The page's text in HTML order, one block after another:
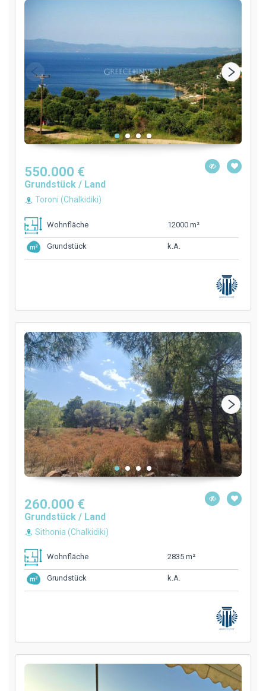
550.000 €
Grundstück / Land
Toroni (Chalkidiki)
Wohnfläche 12000 m²
Grundstück k.A.
260.000 €
Grundstück / Land
Sithonia (Chalkidiki)
Wohnfläche 2835 m²
Grundstück k.A.